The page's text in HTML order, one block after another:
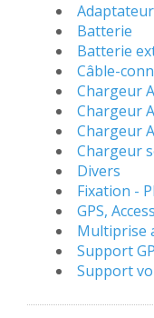
Batterie
Batterie
Câble-
Chargeur
Chargeur
Chargeur
Chargeur
Divers
Fixation -
GPS,
Multiprise
Support
Support